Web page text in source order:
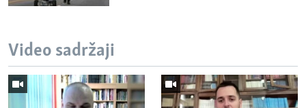
Video sadržaji